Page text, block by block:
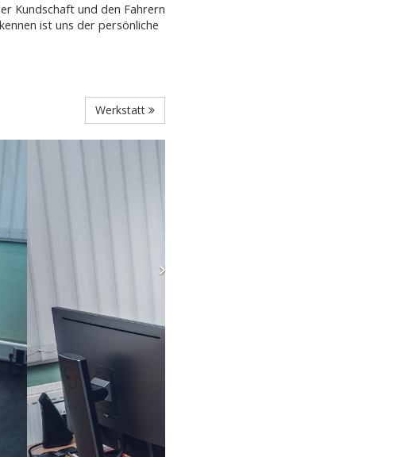
Kundschaft und den Fahrern
ist uns der persönliche
Werkstatt
Next